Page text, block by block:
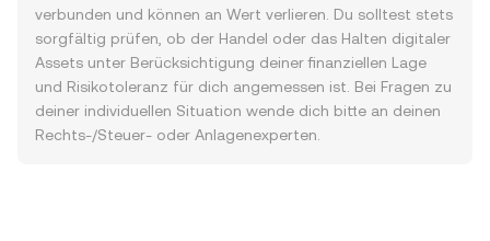
verbunden und können an Wert verlieren. Du solltest stets
sorgfältig prüfen, ob der Handel oder das Halten digitaler
Assets unter Berücksichtigung deiner finanziellen Lage
und Risikotoleranz für dich angemessen ist. Bei Fragen zu
deiner individuellen Situation wende dich bitte an deinen
Rechts-/Steuer- oder Anlagenexperten.